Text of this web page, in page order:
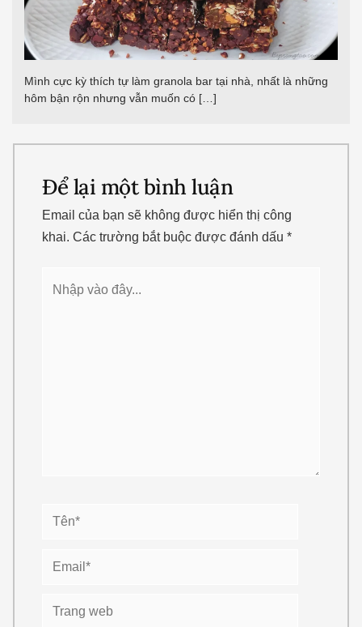
Mình cực kỳ thích tự làm granola bar tại nhà, nhất là những
hôm bận rộn nhưng vẫn muốn có […]
Để lại một bình luận
Email của bạn sẽ không được hiển thị công
khai. Các trường bắt buộc được đánh dấu*
Tên*
Email*
Trang